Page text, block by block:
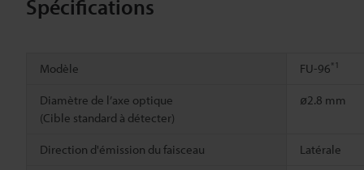
Spécifications
Modèle FU-96*1
Diamètre de l’axe optique
(Cible standard à détecter)
ø2.8 mm
Direction d'émission du faisceau Latérale